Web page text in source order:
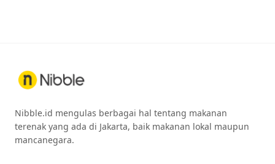
Nibble.id mengulas berbagai hal tentang makanan
terenak yang ada di Jakarta, baik makanan lokal maupun
mancanegara.